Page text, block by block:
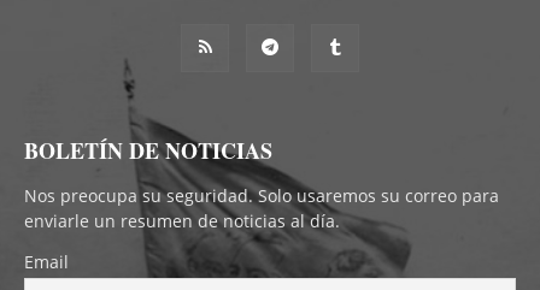
BOLETÍN DE NOTICIAS
Nos preocupa su seguridad. Solo usaremos su correo para
enviarle un resumen de noticias al día.
Email